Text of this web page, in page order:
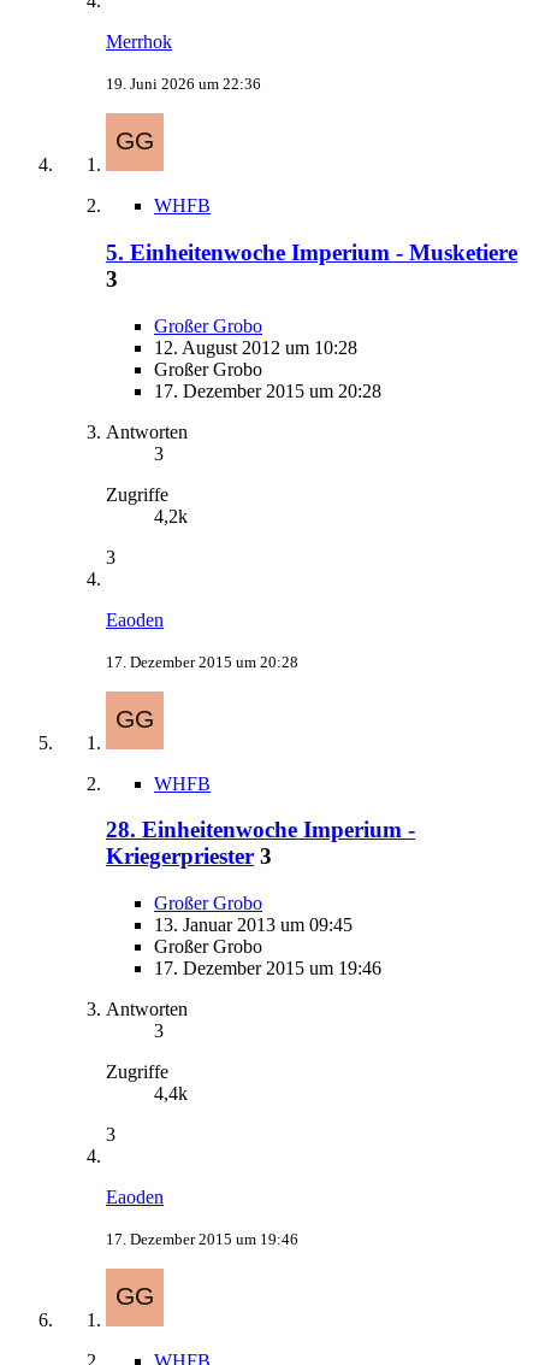
Merrhok
19. Juni 2026 um 22:36
WHFB
5. Einheitenwoche Imperium - Musketiere
3
Großer Grobo
12. August 2012 um 10:28
Großer Grobo
17. Dezember 2015 um 20:28
Antworten
3
Zugriffe
4,2k
3
Eaoden
17. Dezember 2015 um 20:28
WHFB
28. Einheitenwoche Imperium -
Kriegerpriester 3
Großer Grobo
13. Januar 2013 um 09:45
Großer Grobo
17. Dezember 2015 um 19:46
Antworten
3
Zugriffe
4,4k
3
Eaoden
17. Dezember 2015 um 19:46
WHFB